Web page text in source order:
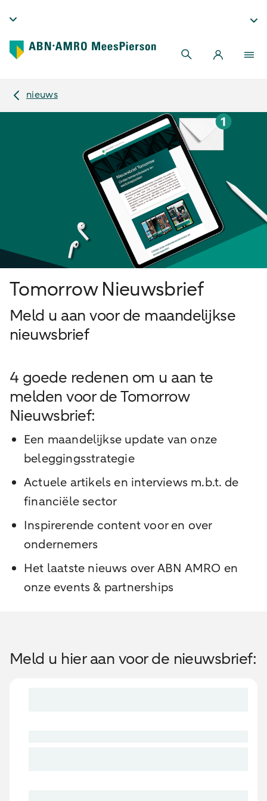
nieuws
Tomorrow Nieuwsbrief
Meld u aan voor de maandelijkse
nieuwsbrief
4 goede redenen om u aan te
melden voor de Tomorrow
Nieuwsbrief:
Een maandelijkse update van onze
beleggingsstrategie
Actuele artikels en interviews m.b.t. de
financiële sector
Inspirerende content voor en over
ondernemers
Het laatste nieuws over ABN AMRO en
onze events & partnerships
Meld u hier aan voor de nieuwsbrief: